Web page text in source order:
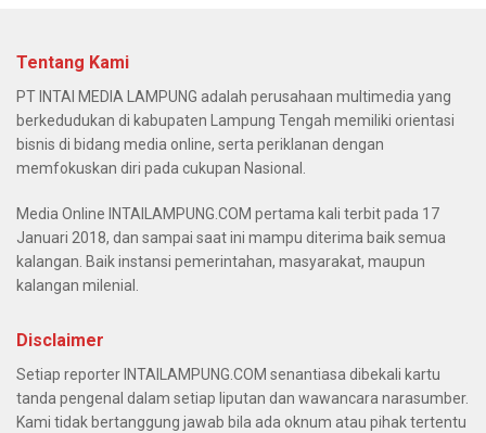
Tentang Kami
PT INTAI MEDIA LAMPUNG adalah perusahaan multimedia yang
berkedudukan di kabupaten Lampung Tengah memiliki orientasi
bisnis di bidang media online, serta periklanan dengan
memfokuskan diri pada cukupan Nasional.
Media Online INTAILAMPUNG.COM pertama kali terbit pada 17
Januari 2018, dan sampai saat ini mampu diterima baik semua
kalangan. Baik instansi pemerintahan, masyarakat, maupun
kalangan milenial.
Disclaimer
Setiap reporter INTAILAMPUNG.COM senantiasa dibekali kartu
tanda pengenal dalam setiap liputan dan wawancara narasumber.
Kami tidak bertanggung jawab bila ada oknum atau pihak tertentu